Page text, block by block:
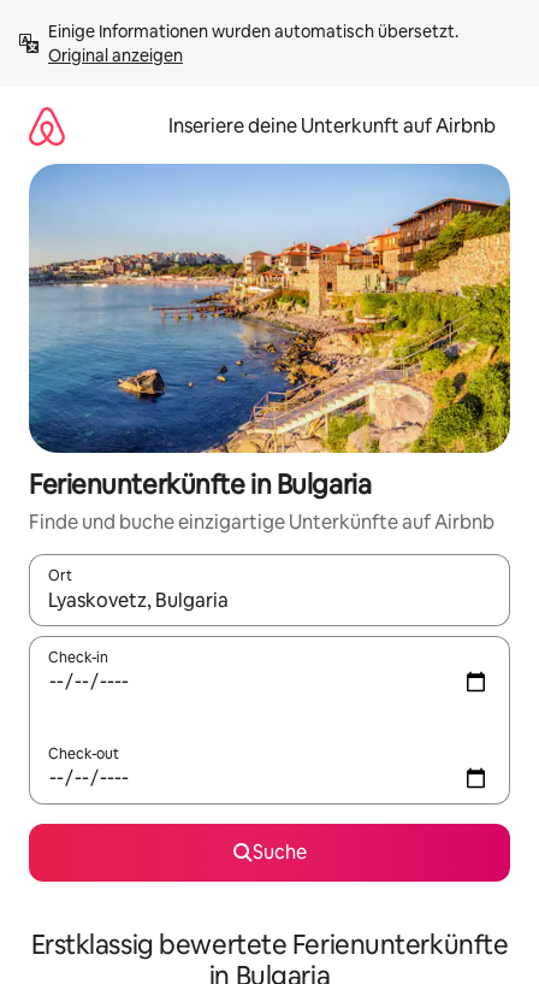
Inhalten
springenOriginal anzeigen
Inseriere deine Unterkunft auf Airbnb
Ferienunterkünfte in Bulgaria
Finde und buche einzigartige Unterkünfte auf Airbnb
Ort
Wenn Ergebnisse verfügbar sind, navigiere mit den
Check-in
Check-out
Suche
Erstklassig bewertete Ferienunterkünfte
in Bulgaria